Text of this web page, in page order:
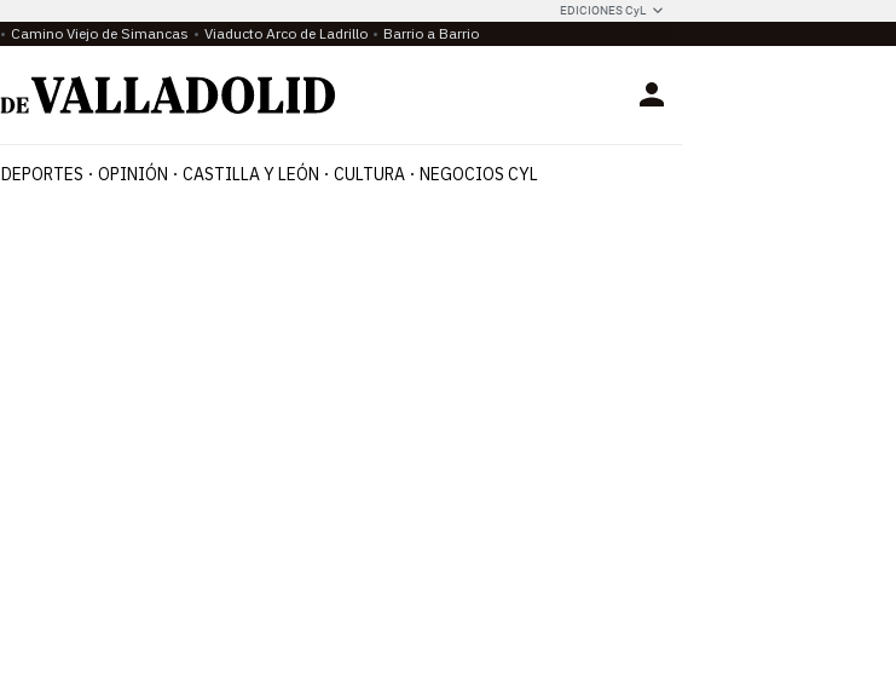
EDICIONES CyL
Camino Viejo de Simancas Viaducto Arco de Ladrillo Barrio a Barrio
Login
DEPORTES OPINIÓN CASTILLA Y LEÓN CULTURA NEGOCIOS CYL